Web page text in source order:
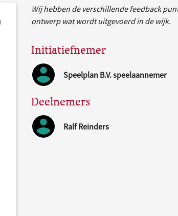
Wij hebben de verschillende feedback
ontwerp wat wordt uitgevoerd in de wijk.
Initiatiefnemer
Speelplan B.V. speelaannemer
Deelnemers
Ralf Reinders